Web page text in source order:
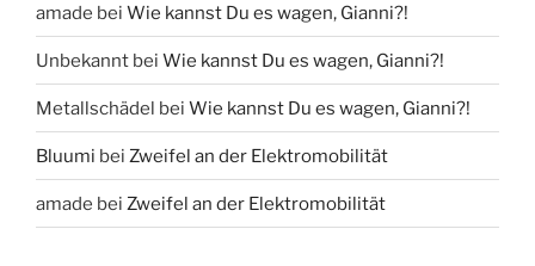
amade bei Wie kannst Du es wagen, Gianni?!
Unbekannt bei Wie kannst Du es wagen, Gianni?!
Metallschädel bei Wie kannst Du es wagen, Gianni?!
Bluumi bei Zweifel an der Elektromobilität
amade bei Zweifel an der Elektromobilität